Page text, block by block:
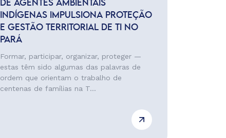
DE AGENTES AMBIENTAIS
INDÍGENAS IMPULSIONA PROTEÇÃO
E GESTÃO TERRITORIAL DE TI NO
PARÁ
Formar, participar, organizar, proteger —
estas têm sido algumas das palavras de
ordem que orientam o trabalho de
centenas de famílias na T...